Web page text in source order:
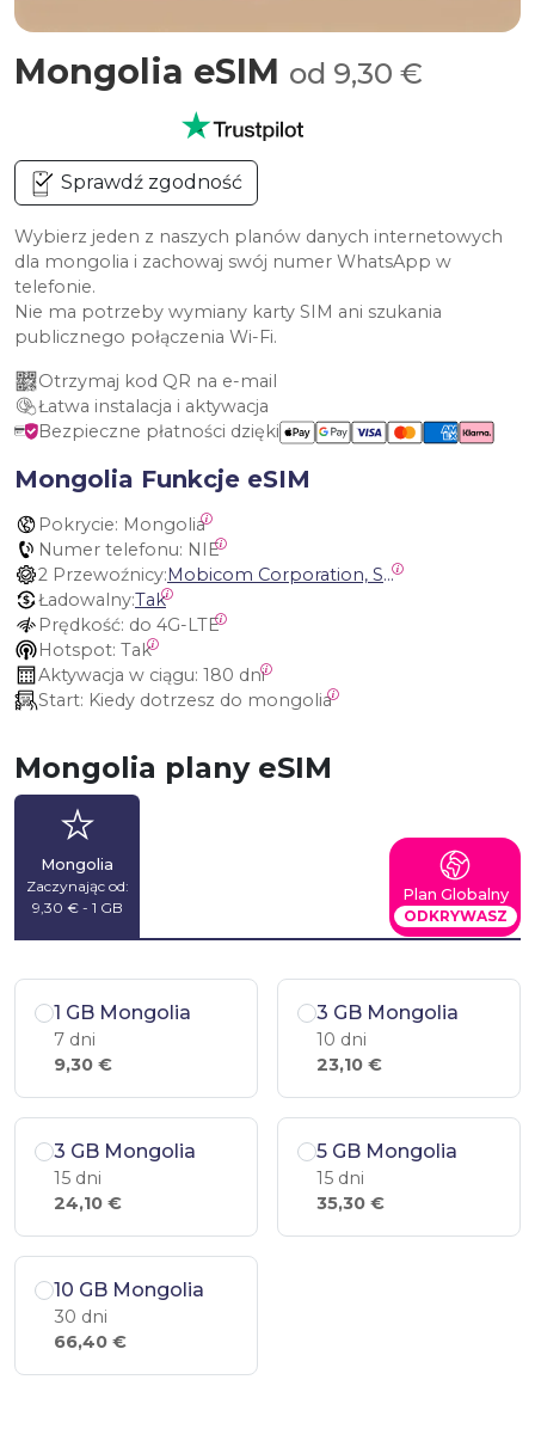
Mongolia eSIM od 9,30 €
Sprawdź zgodność
Wybierz jeden z naszych planów danych internetowych
dla mongolia i zachowaj swój numer WhatsApp w
telefonie.
Nie ma potrzeby wymiany karty SIM ani szukania
publicznego połączenia Wi-Fi.
Otrzymaj kod QR na e-mail
Łatwa instalacja i aktywacja
Bezpieczne płatności dzięki
Mongolia Funkcje eSIM
Pokrycie: Mongolia
Numer telefonu: NIE
2 Przewoźnicy:
Mobicom Corporation, Skytel Mongolia
Ładowalny:Tak
Prędkość: do 4G-LTE
Hotspot: Tak
Aktywacja w ciągu: 180 dni
Start: Kiedy dotrzesz do mongolia
Mongolia plany eSIM
Mongolia
Zaczynając od:
9,30 € - 1 GB
Plan Globalny
ODKRYWASZ
1 GB Mongolia
7 dni
9,30 €
3 GB Mongolia
10 dni
23,10 €
3 GB Mongolia
15 dni
24,10 €
5 GB Mongolia
15 dni
35,30 €
10 GB Mongolia
30 dni
66,40 €